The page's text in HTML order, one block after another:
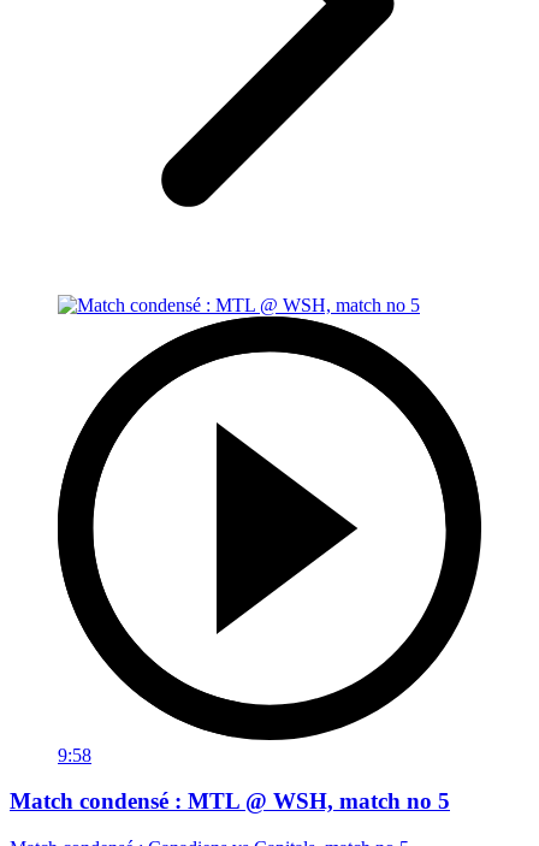
9:58
Match condensé : MTL @ WSH, match no 5